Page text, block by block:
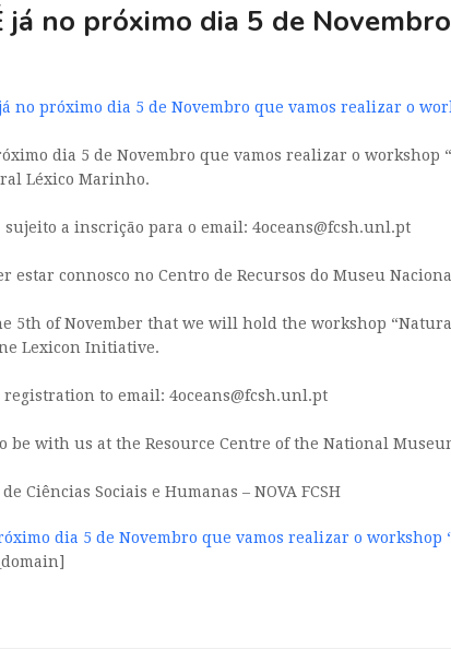
já no próximo dia 5 de
já no próximo dia 5 de Novembro que vamos realizar o
dia 5 de Novembro que vamos realizar o
Léxico Marinho.
sujeito a inscrição para o email: 4oceans@fcsh.unl.pt
estar connosco no Centro de Recursos do Museu
5th of November that we will hold the workshop
Lexicon Initiative.
to email: 4oceans@fcsh.unl.pt
be with us at the Resource Centre of the National
Ciências Sociais e Humanas – NOVA FCSH
dia 5 de Novembro que vamos realizar o workshop